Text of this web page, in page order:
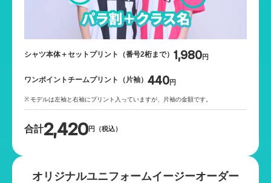
シャツ本体＋セットプリント（番号2桁まで） 1,980円
ワンポイントチームプリント（片袖） 440円
モデルは左袖と右袖にプリント入っていますが、片袖の金額です。
合計2,420円（税込）
オリジナルユニフォームイージーオーダー